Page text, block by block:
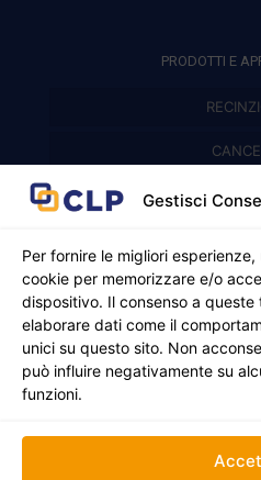
Gestisci
Per fornire le migliori
cookie per memorizzare e/o
dispositivo. Il consenso a
elaborare dati come il
unici su questo sito. Non
può influire negativamente su
funzioni.
PRODOTTI E
Recinzioni
Cancelli
Cancelli in
Cancelli
Cancelli
Griglie
Nicchie per
© 2021 - 2026 CLP
CF e P. IVA 05130250235 |
Credits: